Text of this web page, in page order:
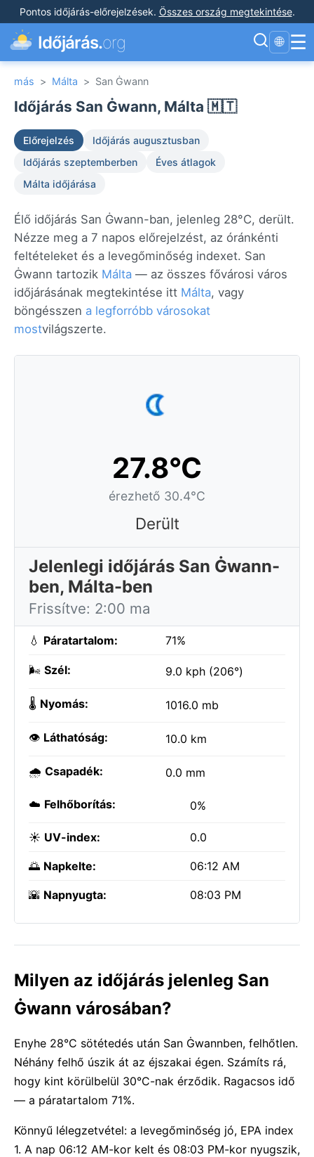
Pontos időjárás-előrejelzések. Összes ország megtekintése.
Időjárás.org 🌐 ☰
más > Málta > San Ġwann
Időjárás San Ġwann, Málta 🇲🇹
Előrejelzés
Időjárás augusztusban
Időjárás szeptemberben
Éves átlagok
Málta időjárása
Élő időjárás San Ġwann-ban, jelenleg 28°C, derült.
Nézze meg a 7 napos előrejelzést, az óránkénti
feltételeket és a levegőminőség indexet. San
Ġwann tartozik Málta — az összes fővárosi város
időjárásának megtekintése itt Málta, vagy
böngésszen a legforróbb városokat
mostvilágszerte.
27.8°C
érezhető 30.4°C
Derült
Jelenlegi időjárás San Ġwann-
ben, Málta-ben
Frissítve: 2:00 ma
💧 Páratartalom: 71%
🌬️ Szél: 9.0 kph (206°)
🌡️ Nyomás: 1016.0 mb
👁️ Láthatóság: 10.0 km
🌧️ Csapadék: 0.0 mm
☁️ Felhőborítás: 0%
☀️ UV-index: 0.0
🌅 Napkelte: 06:12 AM
🌇 Napnyugta: 08:03 PM
Milyen az időjárás jelenleg San
Ġwann városában?
Enyhe 28°C sötétedés után San Ġwannben, felhőtlen.
Néhány felhő úszik át az éjszakai égen. Számíts rá,
hogy kint körülbelül 30°C-nak érződik. Ragacsos idő
— a páratartalom 71%.
Könnyű lélegzetvétel: a levegőminőség jó, EPA index
1. A nap 06:12 AM-kor kelt és 08:03 PM-kor nyugszik,